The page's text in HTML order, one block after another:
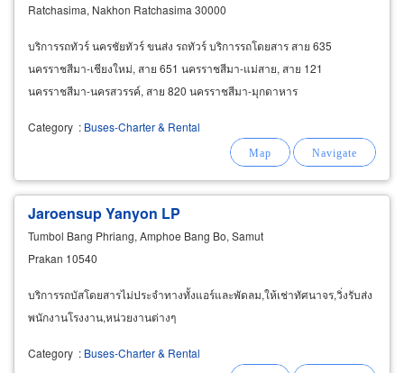
Ratchasima, Nakhon Ratchasima 30000
บริการรถทัวร์ นครชัยทัวร์ ขนส่ง รถทัวร์ บริการรถโดยสาร สาย 635
นครราชสีมา-เชียงใหม่, สาย 651 นครราชสีมา-แม่สาย, สาย 121
นครราชสีมา-นครสวรรค์, สาย 820 นครราชสีมา-มุกดาหาร
Category : Buses-Charter & Rental
Jaroensup Yanyon LP
Tumbol Bang Phriang, Amphoe Bang Bo, Samut
Prakan 10540
บริการรถบัสโดยสารไม่ประจำทางทั้งแอร์และพัดลม,ให้เช่าทัศนาจร,วิ่งรับส่ง
พนักงานโรงงาน,หน่วยงานต่างๆ
Category : Buses-Charter & Rental